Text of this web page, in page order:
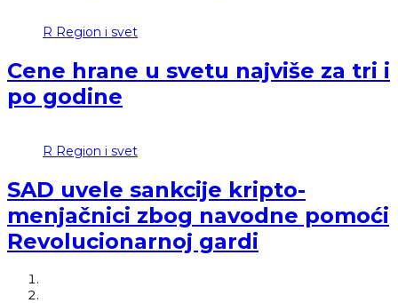
R Region i svet
Cene hrane u svetu najviše za tri i
po godine
R Region i svet
SAD uvele sankcije kripto-
menjačnici zbog navodne pomoći
Revolucionarnoj gardi